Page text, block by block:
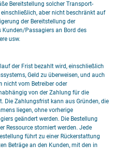
Bereitstellung solcher Transport-
aber nicht beschränkt auf
der Bereitstellung der
Passagiers an Bord des
usw.
der Frist bezahlt wird, einschließlich
Geld zu überweisen, und auch
nicht vom Betreiber oder
von der Zahlung für die
Die Zahlungsfrist kann aus Gründen, die
liegen, ohne vorherige
geändert werden. Die Bestellung
Ressource storniert werden. Jede
führt zu einer Rückerstattung
Beträge an den Kunden, mit den in